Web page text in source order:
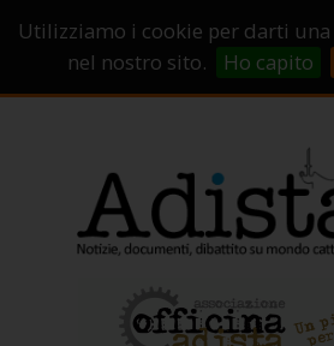
Utilizziamo i cookie per darti
nel nostro sito.
Ho capito